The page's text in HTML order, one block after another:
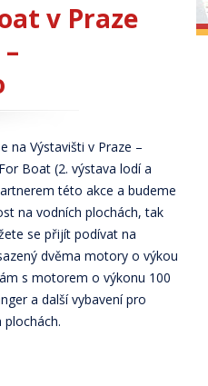
v Praze
na Výstavišti v Praze –
Boat (2. výstava lodí a
této akce a budeme
na vodních plochách, tak
se přijít podívat na
dvěma motory o výkou
s motorem o výkonu 100
a další vybavení pro